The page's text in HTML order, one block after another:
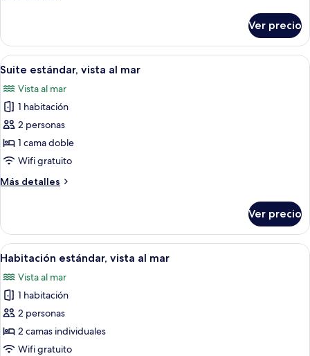
estándar
Ver precio
Abrir
todas
las
fotos
de
Suite
estándar,
al
Un dormitorio con una cama
5
Suite estándar, vista al mar
Vista al mar
1 habitación
2 personas
1 cama doble
Wifi gratuito
Más detalles
Más
estándar,
vista
al
Ver precio
Abrir
todas
las
fotos
de
Habitación
estándar,
Un dormitorio con una cama
4
Habitación estándar, vista al mar
Vista al mar
1 habitación
2 personas
2 camas individuales
Wifi gratuito